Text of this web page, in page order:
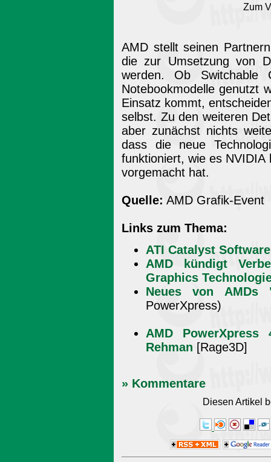
Zum
AMD stellt seinen
die zur Umsetzung von
werden. Ob Switchable
Notebookmodelle genutzt
Einsatz kommt,
selbst. Zu den weiteren
aber zunächst nichts
dass die neue
funktioniert, wie es NVIDIA
vorgemacht hat.
Quelle: AMD Grafik-Event
Links zum Thema:
ATI Catalyst
AMD kündigt
Graphics
Neues von
PowerXpress)
AMD
Rehman [Rage3D]
» Kommentare
Diesen Artikel